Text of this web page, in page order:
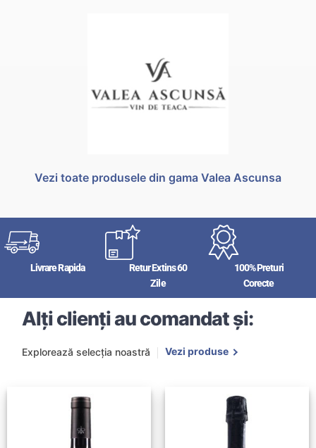
Vezi toate produsele din gama Valea Ascunsa
Livrare Rapida
Retur Extins 60
Zile
100% Preturi
Corecte
Alți clienți au comandat și:
Explorează selecția noastră Vezi produse